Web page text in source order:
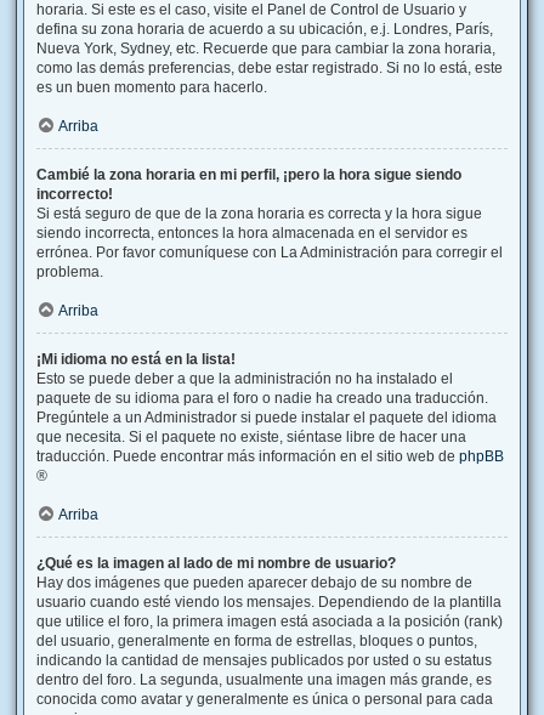
horaria. Si este es el caso, visite el Panel de Control de Usuario y
defina su zona horaria de acuerdo a su ubicación, e.j. Londres, París,
Nueva York, Sydney, etc. Recuerde que para cambiar la zona horaria,
como las demás preferencias, debe estar registrado. Si no lo está, este
es un buen momento para hacerlo.
Arriba
Cambié la zona horaria en mi perfil, ¡pero la hora sigue siendo
incorrecto!
Si está seguro de que de la zona horaria es correcta y la hora sigue
siendo incorrecta, entonces la hora almacenada en el servidor es
errónea. Por favor comuníquese con La Administración para corregir el
problema.
Arriba
¡Mi idioma no está en la lista!
Esto se puede deber a que la administración no ha instalado el
paquete de su idioma para el foro o nadie ha creado una traducción.
Pregúntele a un Administrador si puede instalar el paquete del idioma
que necesita. Si el paquete no existe, siéntase libre de hacer una
traducción. Puede encontrar más información en el sitio web de phpBB
®
Arriba
¿Qué es la imagen al lado de mi nombre de usuario?
Hay dos imágenes que pueden aparecer debajo de su nombre de
usuario cuando esté viendo los mensajes. Dependiendo de la plantilla
que utilice el foro, la primera imagen está asociada a la posición (rank)
del usuario, generalmente en forma de estrellas, bloques o puntos,
indicando la cantidad de mensajes publicados por usted o su estatus
dentro del foro. La segunda, usualmente una imagen más grande, es
conocida como avatar y generalmente es única o personal para cada